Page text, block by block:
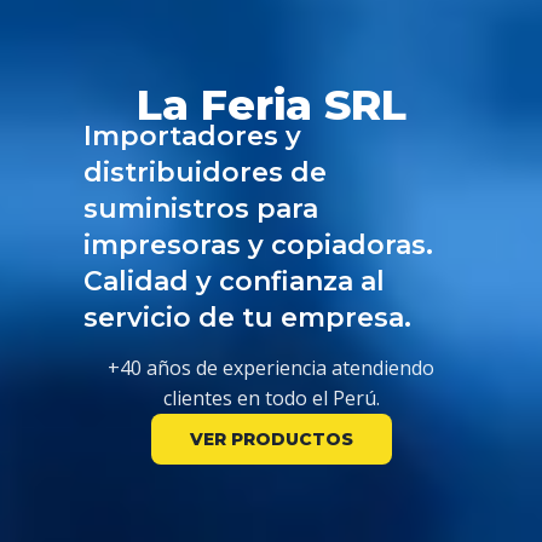
La Feria SRL
Importadores y
distribuidores de
suministros para
impresoras y copiadoras.
Calidad y confianza al
servicio de tu empresa.
+40 años de experiencia atendiendo
clientes en todo el Perú.
VER PRODUCTOS